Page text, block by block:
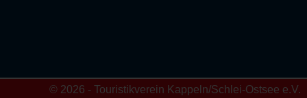
© 2026 - Touristikverein Kappeln/Schlei-Ostsee e.V.